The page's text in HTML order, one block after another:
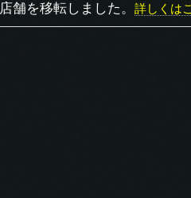
店舗を移転しました。 詳しくは